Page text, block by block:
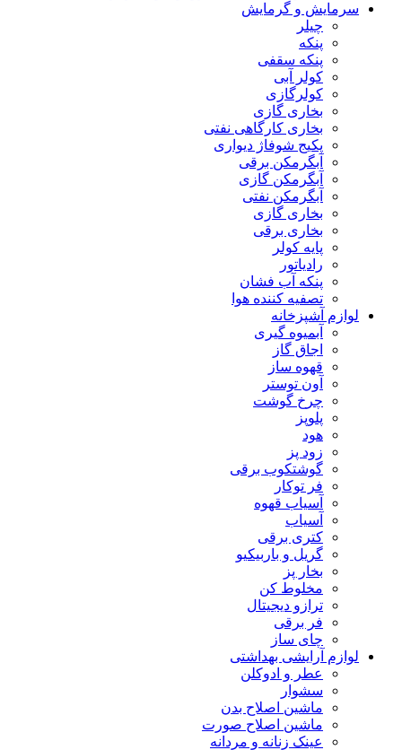
سرمایش و گرمایش
چیلر
پنکه
پنکه سقفی
کولر آبی
کولرگازی
بخاری گازی
بخاری کارگاهی نفتی
پکیج شوفاژ دیواری
آبگرمکن برقی
آبگرمکن گازی
آبگرمکن نفتی
بخاری گازی
بخاری برقی
پایه کولر
رادیاتور
پنکه آب فشان
تصفیه کننده هوا
لوازم آشپزخانه
آبمیوه گیری
اجاق گاز
قهوه ساز
آون توستر
چرخ گوشت
پلوپز
هود
زود پز
گوشتکوب برقی
فر توکار
آسیاب قهوه
آسیاب
کتری برقی
گریل و باربیکیو
بخار پز
مخلوط کن
ترازو دیجیتال
فر برقی
چای ساز
لوازم آرایشی بهداشتی
عطر و ادوکلن
سشوار
ماشین اصلاح بدن
ماشین اصلاح صورت
عینک زنانه و مردانه